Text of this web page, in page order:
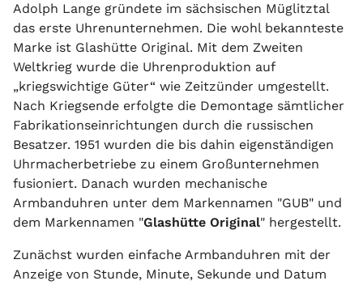
Adolph Lange gründete im sächsischen Müglitztal
das erste Uhrenunternehmen. Die wohl bekannteste
Marke ist Glashütte Original. Mit dem Zweiten
Weltkrieg wurde die Uhrenproduktion auf
„kriegswichtige Güter“ wie Zeitzünder umgestellt.
Nach Kriegsende erfolgte die Demontage sämtlicher
Fabrikationseinrichtungen durch die russischen
Besatzer. 1951 wurden die bis dahin eigenständigen
Uhrmacherbetriebe zu einem Großunternehmen
fusioniert. Danach wurden mechanische
Armbanduhren unter dem Markennamen "GUB" und
dem Markennamen "Glashütte Original" hergestellt.
Zunächst wurden einfache Armbanduhren mit der
Anzeige von Stunde, Minute, Sekunde und Datum